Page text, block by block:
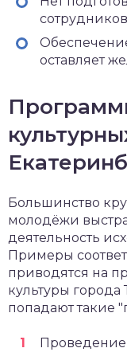
оставляет
Большинство
молодёжи
деятельность
Примеры
приводятся на
культуры
попадают такие
Проведение